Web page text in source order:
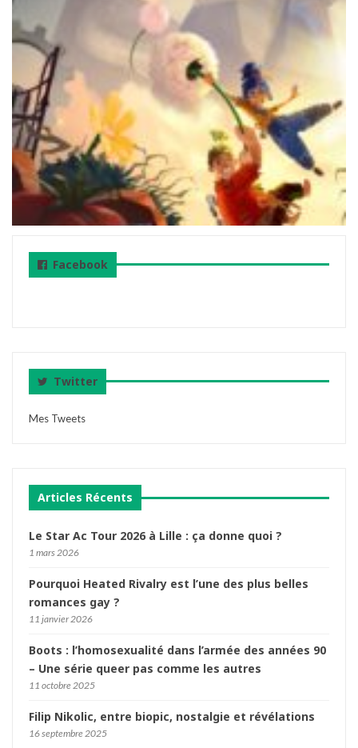
Facebook
Twitter
Mes Tweets
Articles Récents
Le Star Ac Tour 2026 à Lille : ça donne quoi ?
1 mars 2026
Pourquoi Heated Rivalry est l’une des plus belles
romances gay ?
11 janvier 2026
Boots : l’homosexualité dans l’armée des années 90
– Une série queer pas comme les autres
11 octobre 2025
Filip Nikolic, entre biopic, nostalgie et révélations
16 septembre 2025